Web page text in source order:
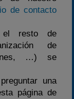
de contacto
el resto de
de
…) se
una
página de